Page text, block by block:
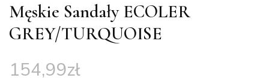
Męskie Sandały ECOLER
GREY/TURQUOISE
154,99zł